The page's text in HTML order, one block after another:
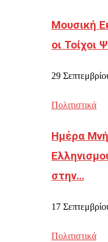
Μουσική
οι Τοίχοι
29
Πολιτιστικά
Ημέρα
στην…
17
Πολιτιστικά